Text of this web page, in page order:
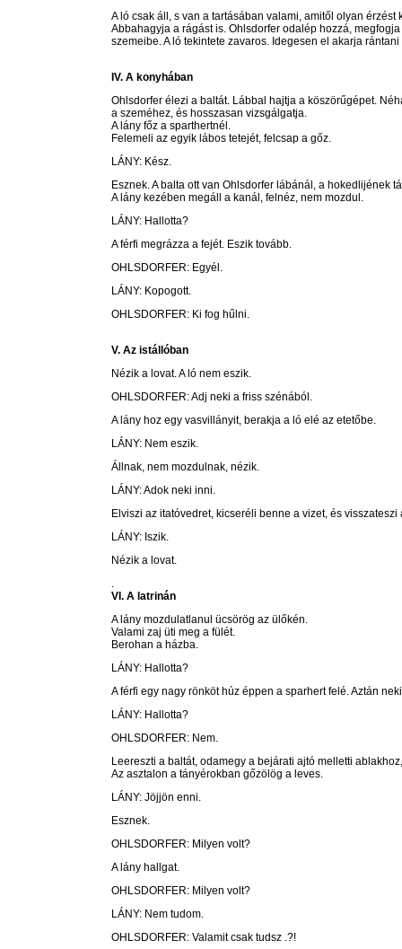
A ló csak áll, s van a tartásában valami, amitől olyan
Abbahagyja a rágást is. Ohlsdorfer odalép hozzá,
szemeibe. A ló tekintete zavaros. Idegesen el akarja rántani
IV. A konyhában
Ohlsdorfer élezi a baltát. Lábbal hajtja a köszörűgépet.
a szeméhez, és hosszasan vizsgálgatja.
A lány főz a sparthertnél.
Felemeli az egyik lábos tetejét, felcsap a gőz.
LÁNY: Kész.
Esznek. A balta ott van Ohlsdorfer lábánál, a hokedlijének
A lány kezében megáll a kanál, felnéz, nem mozdul.
LÁNY: Hallotta?
A férfi megrázza a fejét. Eszik tovább.
OHLSDORFER: Egyél.
LÁNY: Kopogott.
OHLSDORFER: Ki fog hűlni.
V. Az istállóban
Nézik a lovat. A ló nem eszik.
OHLSDORFER: Adj neki a friss szénából.
A lány hoz egy vasvillányit, berakja a ló elé az etetőbe.
LÁNY: Nem eszik.
Állnak, nem mozdulnak, nézik.
LÁNY: Adok neki inni.
Elviszi az itatóvedret, kicseréli benne a vizet, és
LÁNY: Iszik.
Nézik a lovat.
.
VI. A latrinán
A lány mozdulatlanul ücsörög az ülőkén.
Valami zaj üti meg a fülét.
Berohan a házba.
LÁNY: Hallotta?
A férfi egy nagy rönköt húz éppen a sparhert felé. Aztán
LÁNY: Hallotta?
OHLSDORFER: Nem.
Leereszti a baltát, odamegy a bejárati ajtó melletti
Az asztalon a tányérokban gőzölög a leves.
LÁNY: Jöjjön enni.
Esznek.
OHLSDORFER: Milyen volt?
A lány hallgat.
OHLSDORFER: Milyen volt?
LÁNY: Nem tudom.
OHLSDORFER: Valamit csak tudsz .?!